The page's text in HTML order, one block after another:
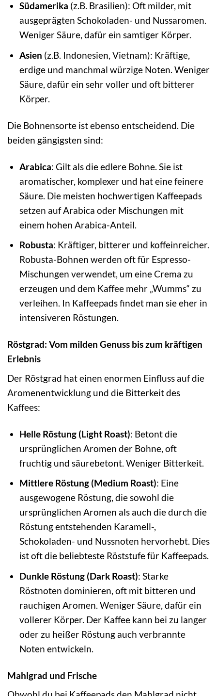
Südamerika (z.B. Brasilien): Oft milder, mit
ausgeprägten Schokoladen- und Nussaromen.
Weniger Säure, dafür ein samtiger Körper.
Asien (z.B. Indonesien, Vietnam): Kräftige,
erdige und manchmal würzige Noten. Weniger
Säure, dafür ein sehr voller und oft bitterer
Körper.
Die Bohnensorte ist ebenso entscheidend. Die
beiden gängigsten sind:
Arabica: Gilt als die edlere Bohne. Sie ist
aromatischer, komplexer und hat eine feinere
Säure. Die meisten hochwertigen Kaffeepads
setzen auf Arabica oder Mischungen mit
einem hohen Arabica-Anteil.
Robusta: Kräftiger, bitterer und koffeinreicher.
Robusta-Bohnen werden oft für Espresso-
Mischungen verwendet, um eine Crema zu
erzeugen und dem Kaffee mehr „Wumms“ zu
verleihen. In Kaffeepads findet man sie eher in
intensiveren Röstungen.
Röstgrad: Vom milden Genuss bis zum kräftigen
Erlebnis
Der Röstgrad hat einen enormen Einfluss auf die
Aromenentwicklung und die Bitterkeit des
Kaffees:
Helle Röstung (Light Roast): Betont die
ursprünglichen Aromen der Bohne, oft
fruchtig und säurebetont. Weniger Bitterkeit.
Mittlere Röstung (Medium Roast): Eine
ausgewogene Röstung, die sowohl die
ursprünglichen Aromen als auch die durch die
Röstung entstehenden Karamell-,
Schokoladen- und Nussnoten hervorhebt. Dies
ist oft die beliebteste Röststufe für Kaffeepads.
Dunkle Röstung (Dark Roast): Starke
Röstnoten dominieren, oft mit bitteren und
rauchigen Aromen. Weniger Säure, dafür ein
vollerer Körper. Der Kaffee kann bei zu langer
oder zu heißer Röstung auch verbrannte
Noten entwickeln.
Mahlgrad und Frische